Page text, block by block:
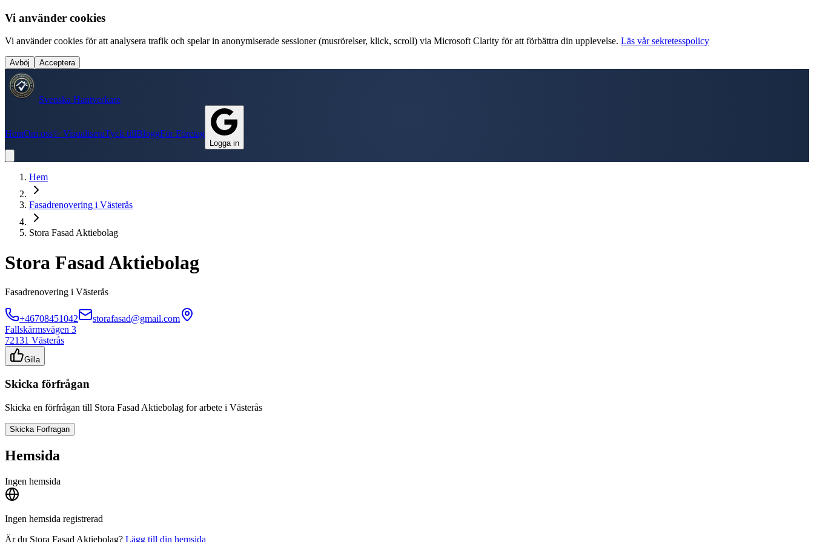
Vi använder cookies
Vi använder cookies för att analysera trafik och spelar in anonymiserade sessioner (musrörelser, klick, scroll) via Microsoft Clarity för att förbättra din upplevelse. Läs vår sekretesspolicy
Avböj Acceptera
Svenska Hantverkare
HemOm oss✨ VisualiseraTyck tillBloggFör Företag
Logga in
Hem
Fasadrenovering i Västerås
Stora Fasad Aktiebolag
Stora Fasad Aktiebolag
Fasadrenovering i Västerås
+46708451042
storafasad@gmail.com
Fallskärmsvägen 3
72131 Västerås
Gilla
Skicka förfrågan
Skicka en förfrågan till Stora Fasad Aktiebolag for arbete i Västerås
Skicka Forfragan
Hemsida
Ingen hemsida
Ingen hemsida registrerad
Är du Stora Fasad Aktiebolag? Lägg till din hemsida